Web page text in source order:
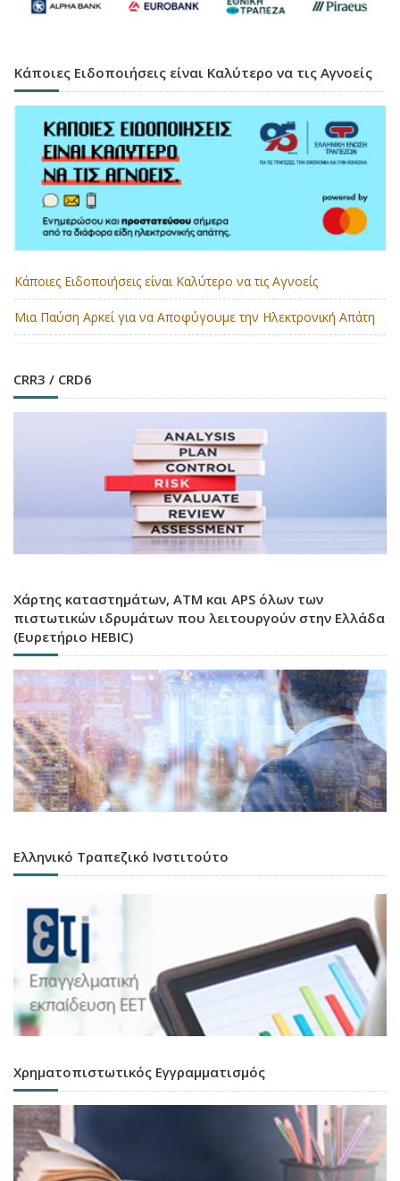
Κάποιες Ειδοποιήσεις είναι Καλύτερο να τις Αγνοείς
Κάποιες Ειδοποιήσεις είναι Καλύτερο να τις Αγνοείς
Μια Παύση Αρκεί για να Αποφύγουμε την Ηλεκτρονική Απάτη
CRR3 / CRD6
Χάρτης καταστημάτων, ATM και APS όλων των
πιστωτικών ιδρυμάτων που λειτουργούν στην Ελλάδα
(Ευρετήριο HEBIC)
Ελληνικό Τραπεζικό Ινστιτούτο
Χρηματοπιστωτικός Εγγραμματισμός